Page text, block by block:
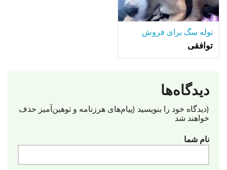
توله سگ برای فروش
توافقی
دیدگاه‌ها
(دیدگاه خود را بنویسید (پیام‌های هرزنامه‌ و توهین‌آمیز حذف
خواهند شد
نام شما